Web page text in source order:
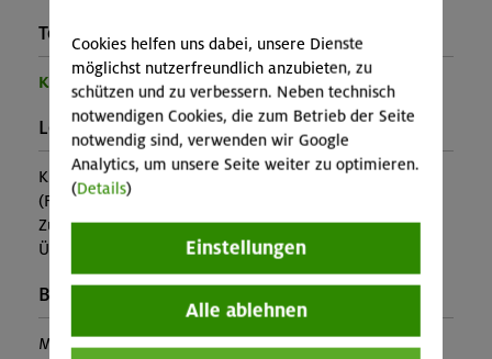
Teilprogramm:
Kinder- und Jugendprogramm
Leistung:
Kursleitung, Ausrüstung
(Falls nicht in den Leistungen inbegriffen, fallen
Zusatzkosten für z.B. An- und Abreise, Verpflegung,
Übernachtung oder Skipass an.)
Buchungscode:
MUC-26-0808
Cookies helfen uns dabei, unsere Dienste
möglichst nutzerfreundlich anzubieten, zu
schützen und zu verbessern. Neben technisch
notwendigen Cookies, die zum Betrieb der Seite
notwendig sind, verwenden wir Google
Analytics, um unsere Seite weiter zu optimieren.
(Details)
Einstellungen
Alle ablehnen